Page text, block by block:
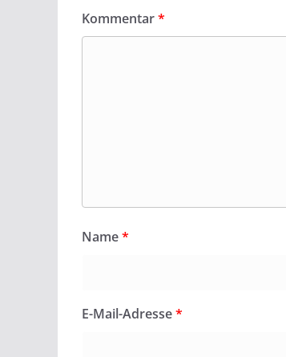
Kommentar*
Name*
E-Mail-Adresse*